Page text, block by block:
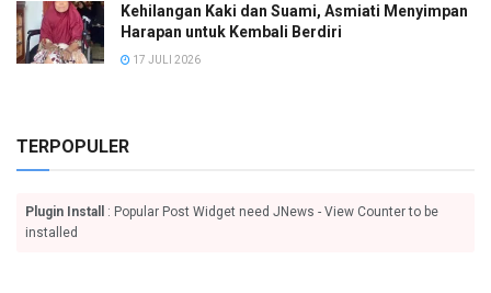
Kehilangan Kaki dan Suami, Asmiati Menyimpan
Harapan untuk Kembali Berdiri
17 JULI 2026
TERPOPULER
Plugin Install
: Popular Post Widget need JNews - View Counter to be
installed